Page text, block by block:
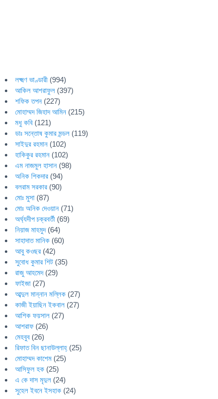
লক্ষ্মণ ভাণ্ডারী (994)
আকিল আশরাফুল (397)
শফিক তপন (227)
মোহাম্মদ জিহাদ আমিন (215)
মধু কবি (121)
ডাঃ সন্তোষ কুমার মন্ডল (119)
সাইদুর রহমান (102)
হাকিকুর রহমান (102)
এম নাজমুল হাসান (98)
অনিক শিকদার (94)
বলরাম সরকার (90)
মোঃ মুসা (87)
মোঃ অনিক দেওয়ান (71)
অর্ঘ্যদীপ চক্রবর্তী (69)
নিয়াজ মাহমুদ(64)
সাহাদাত মানিক (60)
আবু কওছর (42)
সুবোধ কুমার শিট (35)
রাজু আহমেদ(29)
ফাইজা (27)
আব্দুল মান্নান মল্লিক (27)
কাজী ইয়াছিন ইকবাল (27)
আশিক ফয়সাল (27)
আশরাফ (26)
মেহবুব (26)
রিফাত বিন ছানাউল্লাহ্ (25)
মোহাম্মদ কাশেম (25)
আসিফুল হক (25)
এ কে দাস মৃদুল (24)
সুহেল ইবনে ইসহাক (24)